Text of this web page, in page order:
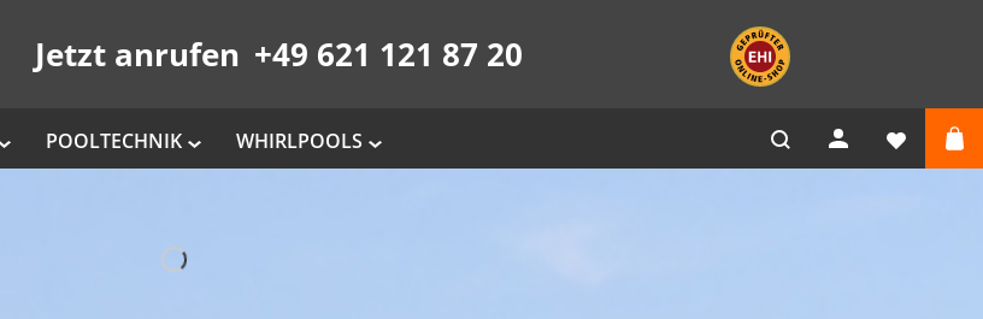
Jetzt anrufen +49 621 121 87 20
POOLTECHNIK WHIRLPOOLS